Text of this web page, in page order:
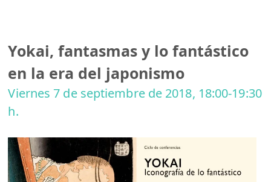
Yokai, fantasmas y lo fantástico
en la era del japonismo
Viernes 7 de septiembre de 2018, 18:00-19:30
h.